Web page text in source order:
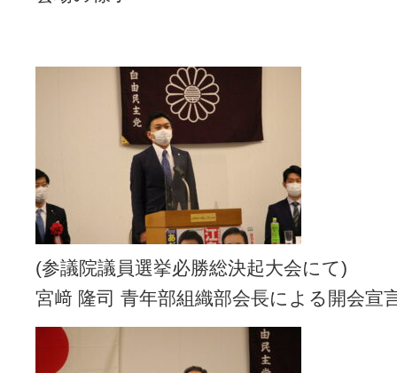
(参議院議員選挙必勝総決起大会にて)
宮﨑 隆司 青年部組織部会長による開会宣